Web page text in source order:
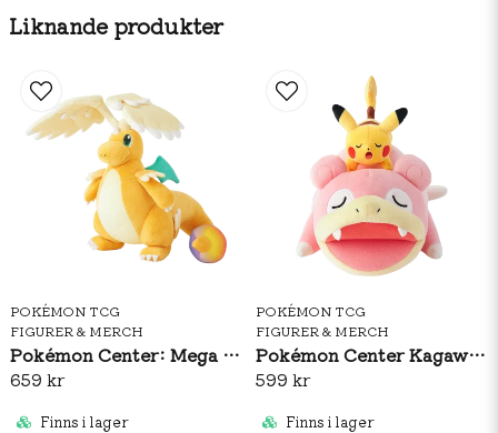
Liknande produkter
POKÉMON TCG
FIGURER & MERCH
Pokémon Center: Mega Dragonite Plush
659 kr
Finns i lager
POKÉMON TCG
FIGURER & MERCH
Pokémon Center Kagawa: Slowpoke & Pikachu Plush
599 kr
Finns i lager
Råvaror och ingredienser
ursprungsland Kina
Åldersintervall Från 3 år
Försiktighetsåtgärder *Bilden är endast i illustrativt